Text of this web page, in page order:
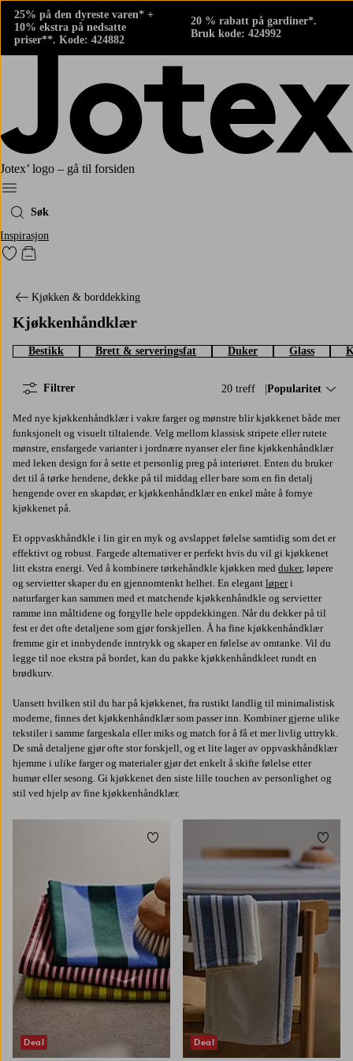
25% på den dyreste varen* +
10% ekstra på nedsatte
priser**. Kode: 424882
20 % rabatt på gardiner*.
Bruk kode: 424992
Jotex’ logo – gå til forsiden
Meny
Søk
Inspirasjon
Gå til favorittmerkede produkter
Gå til handlekurven
Kjøkken & borddekking
Kjøkkenhåndklær
Bestikk Brett & serveringsfat Duker Glass
20 treff Sorter på:
Popularitet
Filtrer
Med nye kjøkkenhåndklær i vakre farger og mønstre blir kjøkkenet både mer
funksjonelt og visuelt tiltalende. Velg mellom klassisk stripete eller rutete
mønstre, ensfargede varianter i jordnære nyanser eler fine kjøkkenhåndklær
med leken design for å sette et personlig preg på interiøret. Enten du bruker
det til å tørke hendene, dekke på til middag eller bare som en fin detalj
hengende over en skapdør, er kjøkkenhåndklær en enkel måte å fornye
kjøkkenet på.
Et oppvaskhåndkle i lin gir en myk og avslappet følelse samtidig som det er
effektivt og robust. Fargede alternativer er perfekt hvis du vil gi kjøkkenet
litt ekstra energi. Ved å kombinere tørkehåndkle kjøkken med duker, løpere
og servietter skaper du en gjennomtenkt helhet. En elegant løperi
naturfarger kan sammen med et matchende kjøkkenhåndkle og servietter
ramme inn måltidene og forgylle hele oppdekkingen. Når du dekker på til
fest er det ofte detaljene som gjør forskjellen. Å ha fine kjøkkenhåndklær
fremme gir et innbydende inntrykk og skaper en følelse av omtanke. Vil du
legge til noe ekstra på bordet, kan du pakke kjøkkenhåndkleet rundt en
brødkurv.
Uansett hvilken stil du har på kjøkkenet, fra rustikt landlig til minimalistisk
moderne, finnes det kjøkkenhåndklær som passer inn. Kombiner gjerne ulike
tekstiler i samme fargeskala eller miks og match for å få et mer livlig uttrykk.
De små detaljene gjør ofte stor forskjell, og et lite lager av oppvaskhåndklær
hjemme i ulike farger og materialer gjør det enkelt å skifte følelse etter
humør eller sesong. Gi kjøkkenet den siste lille touchen av personlighet og
stil ved hjelp av fine kjøkkenhåndklær.
Deal
Legg til favoritter
Deal
Legg